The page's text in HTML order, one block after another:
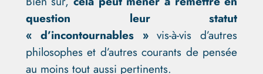
question leur statut
« d’incontournables »vis-à-vis d’autres
philosophes et d’autres courants de pensée
au moins tout aussi pertinents.